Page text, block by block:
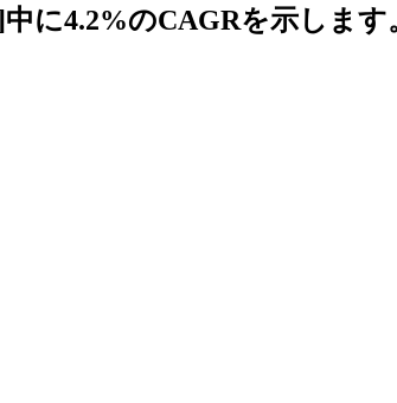
に4.2%のCAGRを示します